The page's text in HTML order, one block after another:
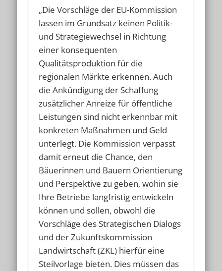
„Die Vorschläge der EU-Kommission
lassen im Grundsatz keinen Politik-
und Strategiewechsel in Richtung
einer konsequenten
Qualitätsproduktion für die
regionalen Märkte erkennen. Auch
die Ankündigung der Schaffung
zusätzlicher Anreize für öffentliche
Leistungen sind nicht erkennbar mit
konkreten Maßnahmen und Geld
unterlegt. Die Kommission verpasst
damit erneut die Chance, den
Bäuerinnen und Bauern Orientierung
und Perspektive zu geben, wohin sie
Ihre Betriebe langfristig entwickeln
können und sollen, obwohl die
Vorschläge des Strategischen Dialogs
und der Zukunftskommission
Landwirtschaft (ZKL) hierfür eine
Steilvorlage bieten. Dies müssen das